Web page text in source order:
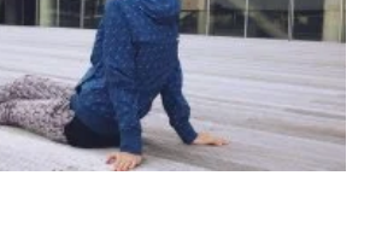
SOLO UNA COMUNITÀ